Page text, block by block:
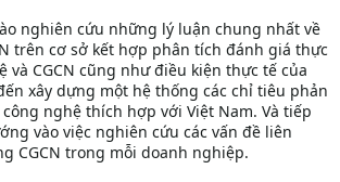
nghiên cứu những lý luận chung nhất về
trên cơ sở kết hợp phân tích đánh giá thực
và CGCN cũng như điều kiện thực tế của
xây dựng một hệ thống các chỉ tiêu phản
nghệ thích hợp với Việt Nam. Và tiếp
vào việc nghiên cứu các vấn đề liên
CGCN trong mỗi doanh nghiệp.